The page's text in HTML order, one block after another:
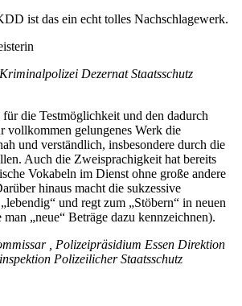
ist das ein echt tolles Nachschlagewerk.
Dezernat Staatsschutz
die Testmöglichkeit und den dadurch
vollkommen gelungenes Werk die
und verständlich, insbesondere durch die
Auch die Zweisprachigkeit hat bereits
Vokabeln im Dienst ohne große andere
hinaus macht die sukzessive
und regt zum „Stöbern“ in neuen
„neue“ Beträge dazu kennzeichnen).
, Polizeipräsidium Essen Direktion
Polizeilicher Staatsschutz